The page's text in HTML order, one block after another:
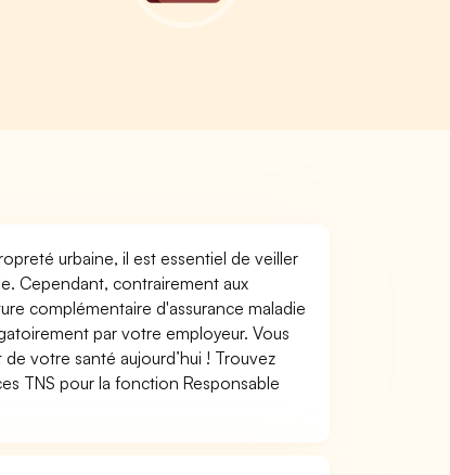
urbaine, il est essentiel de veiller
Cependant, contrairement aux
complémentaire d'assurance maladie
par votre employeur. Vous
votre santé aujourd’hui ! Trouvez
TNS pour la fonction Responsable